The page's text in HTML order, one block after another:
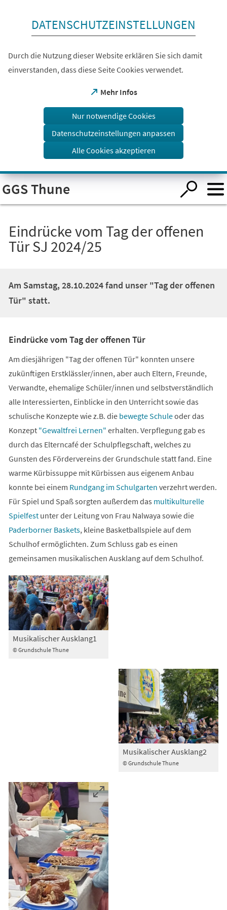
Visuelle
Assistenzsoftware
öffnen.
DATENSCHUTZEINSTELLUNGEN
Durch die Nutzung dieser Website erklären Sie sich damit
einverstanden, dass diese Seite Cookies verwendet.
Mehr Infos
(Öffnet
einem
Tab)
Nur notwendige Cookies
Datenschutzeinstellungen anpassen
Alle Cookies akzeptieren
GGS Thune
Eindrücke vom Tag der offenen
Tür SJ 2024/25
Am Samstag, 28.10.2024 fand unser "Tag der offenen
Tür" statt.
Eindrücke vom Tag der offenen Tür
Am diesjährigen "Tag der offenen Tür" konnten unsere
zukünftigen Erstklässler/innen, aber auch Eltern, Freunde,
Verwandte, ehemalige Schüler/innen und selbstverständlich
alle Interessierten, Einblicke in den Unterricht sowie das
schulische Konzepte wie z.B. die bewegte Schuleoder das
Konzept "Gewaltfrei Lernen" erhalten. Verpflegung gab es
durch das Elterncafé der Schulpflegschaft, welches zu
Gunsten des Fördervereins der Grundschule statt fand. Eine
warme Kürbissuppe mit Kürbissen aus eigenem Anbau
konnte bei einem Rundgang im Schulgarten verzehrt werden.
Für Spiel und Spaß sorgten außerdem das multikulturelle
Spielfestunter der Leitung von Frau Nalwaya sowie die
Paderborner Baskets, kleine Basketballspiele auf dem
Schulhof ermöglichten. Zum Schluss gab es einen
gemeinsamen musikalischen Ausklang auf dem Schulhof.
© Grundschule Thune
Musikalischer Ausklang1
© Grundschule Thune
Musikalischer Ausklang2